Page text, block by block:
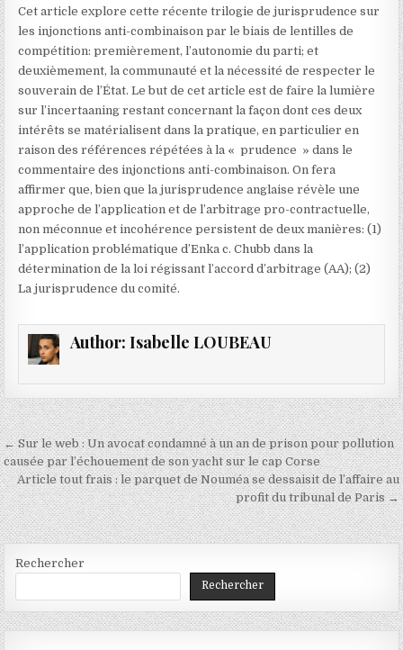
Cet article explore cette récente trilogie de jurisprudence sur
les injonctions anti-combinaison par le biais de lentilles de
compétition: premièrement, l’autonomie du parti; et
deuxièmement, la communauté et la nécessité de respecter le
souverain de l’État. Le but de cet article est de faire la lumière
sur l’incertaaning restant concernant la façon dont ces deux
intérêts se matérialisent dans la pratique, en particulier en
raison des références répétées à la « prudence » dans le
commentaire des injonctions anti-combinaison. On fera
affirmer que, bien que la jurisprudence anglaise révèle une
approche de l’application et de l’arbitrage pro-contractuelle,
non méconnue et incohérence persistent de deux manières: (1)
l’application problématique d’Enka c. Chubb dans la
détermination de la loi régissant l’accord d’arbitrage (AA); (2)
La jurisprudence du comité.
Author: Isabelle LOUBEAU
Navigation
de
l’article
← Sur le web : Un avocat condamné à un an de prison pour pollution
causée par l’échouement de son yacht sur le cap Corse
Article tout frais : le parquet de Nouméa se dessaisit de l’affaire au
profit du tribunal de Paris →
Rechercher
Rechercher